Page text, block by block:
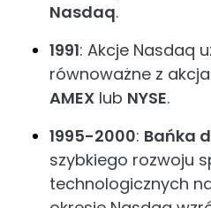
Nasdaq.
1991: Akcje Nasdaq
równoważne z
AMEX lub NYSE.
1995-2000: Bańka
szybkiego rozwoju
technologicznych